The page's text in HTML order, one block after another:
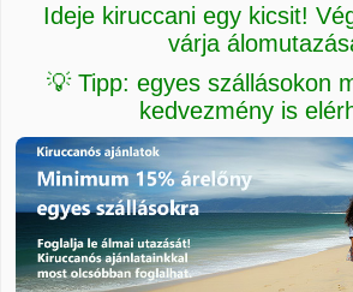
Ideje kiruccani egy kicsit!
várja
💡 Tipp: egyes szállásokon
kedvezmény is